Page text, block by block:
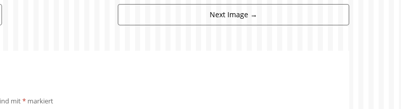
Next Image →
mit* markiert